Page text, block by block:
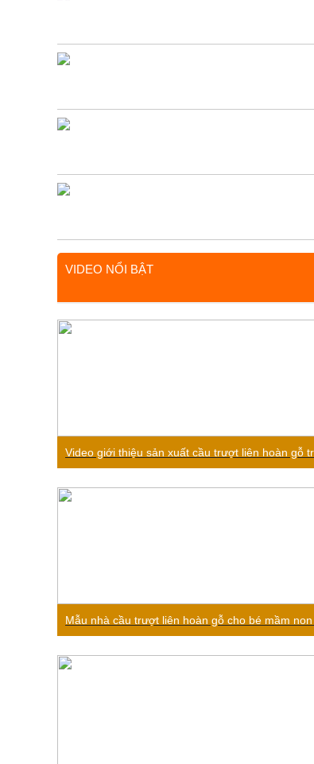
VIDEO NỔI BẬT
Video giới thiệu sản xuất cầu trượt liên hoàn gỗ
Mẫu nhà cầu trượt liên hoàn gỗ cho bé mầm